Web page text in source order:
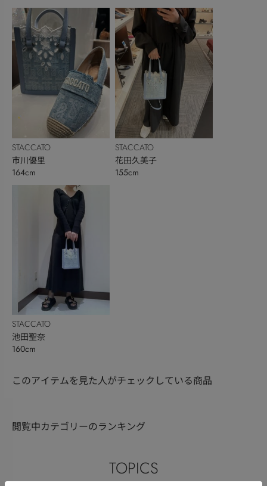
STACCATO
市川優里
164cm
STACCATO
池田聖奈
160cm
STACCATO
花田久美子
155cm
このアイテムを見た人がチェックしている商品
閲覧中カテゴリーのランキング
TOPICS